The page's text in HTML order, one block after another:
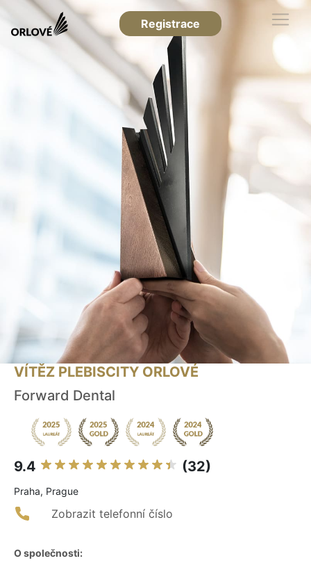
Registrace
VÍTĚZ PLEBISCITY ORLOVÉ
Forward Dental
9.4 (32)
Praha, Prague
Zobrazit telefonní číslo
O společnosti: